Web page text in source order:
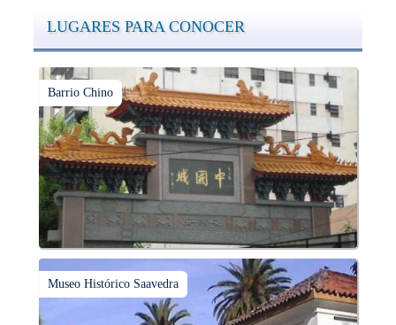
LUGARES PARA CONOCER
Barrio Chino
Museo Histórico Saavedra